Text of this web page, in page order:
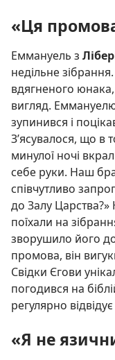
«Ця
Еммануель з
недільне
вдягненого
вигляд.
зупинився і
З’ясувалося, що в
минулої ночі
себе руки. Наш
співчутливо
до Залу
поїхали на
зворушило його до
промова, він
Свідки Єгови
погодився на
регулярно
«Я не